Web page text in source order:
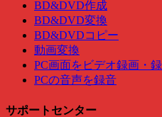
BD&DVD作成
BD&DVD変換
BD&DVDコピー
動画変換
PC画面をビデオ録画・
PCの音声を録音
サポートセンター